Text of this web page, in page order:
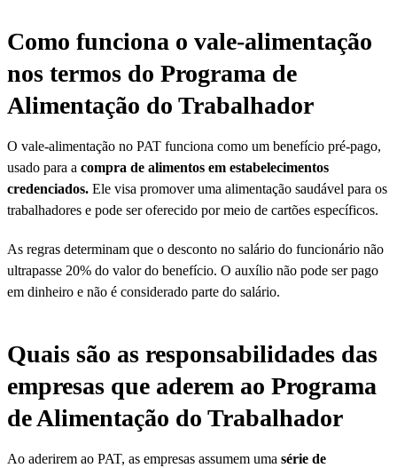
Como funciona o vale-alimentação
nos termos do Programa de
Alimentação do Trabalhador​
O vale-alimentação no PAT funciona como um benefício pré-pago,
usado para a compra de alimentos em estabelecimentos
credenciados. Ele visa promover uma alimentação saudável para os
trabalhadores e pode ser oferecido por meio de cartões específicos.
As regras determinam que o desconto no salário do funcionário não
ultrapasse 20% do valor do benefício. O auxílio não pode ser pago
em dinheiro e não é considerado parte do salário.
Quais são as responsabilidades das
empresas que aderem ao Programa
de Alimentação do Trabalhador
Ao aderirem ao PAT, as empresas assumem uma série de